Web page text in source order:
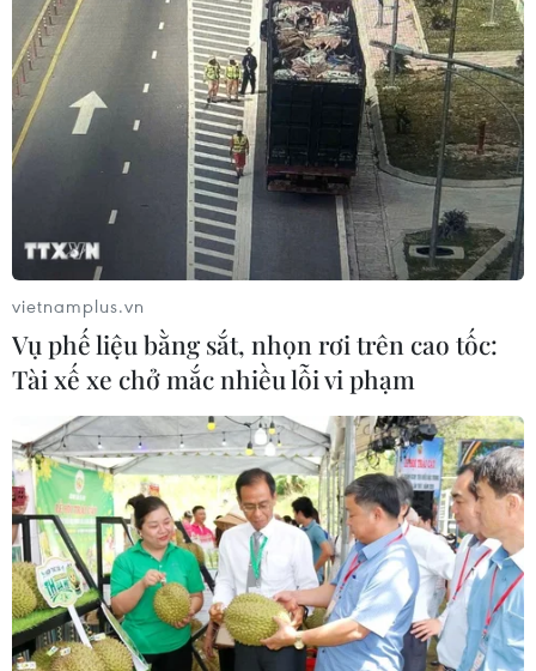
vietnamplus.vn
Vụ phế liệu bằng sắt, nhọn rơi trên cao tốc:
Tài xế xe chở mắc nhiều lỗi vi phạm